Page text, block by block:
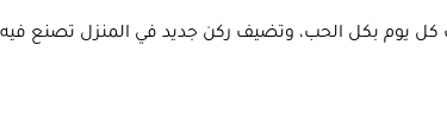
بكل الحب، وتضيف ركن جديد في المنزل تصنع فيه